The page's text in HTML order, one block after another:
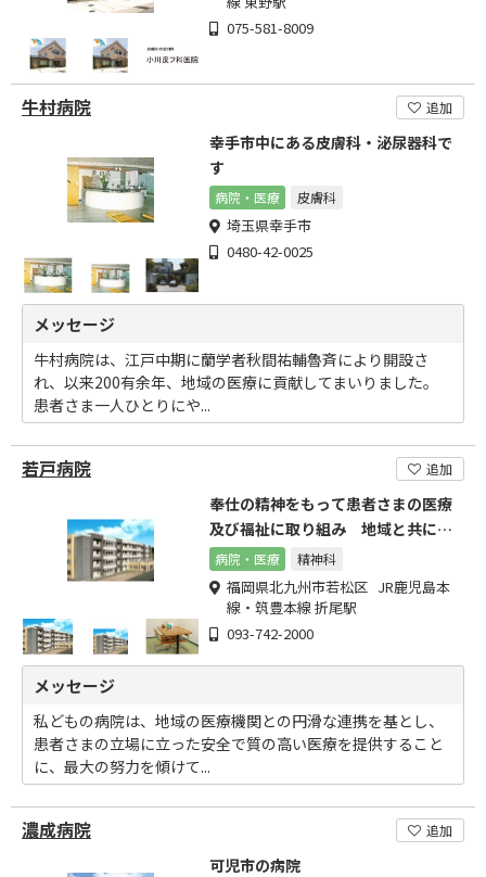
075-581-8009
牛村病院 追加
幸手市中にある皮膚科・泌尿器科で
す
病院・医療 皮膚科
埼玉県幸手市
0480-42-0025
メッセージ
牛村病院は、江戸中期に蘭学者秋間祐輔魯斉により開設さ
れ、以来200有余年、地域の医療に貢献してまいりました。
患者さま一人ひとりにや...
若戸病院 追加
奉仕の精神をもって患者さまの医療
及び福祉に取り組み 地域と共に心
のかよう医療を目指します
病院・医療 精神科
福岡県北九州市若松区 JR鹿児島本
線・筑豊本線 折尾駅
093-742-2000
メッセージ
私どもの病院は、地域の医療機関との円滑な連携を基とし、
患者さまの立場に立った安全で質の高い医療を提供すること
に、最大の努力を傾けて...
濃成病院 追加
可児市の病院